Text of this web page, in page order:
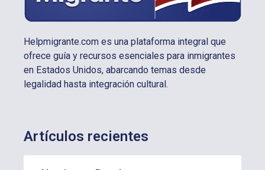
Helpmigrante.com es una plataforma integral que
ofrece guía y recursos esenciales para inmigrantes
en Estados Unidos, abarcando temas desde
legalidad hasta integración cultural.
Artículos recientes